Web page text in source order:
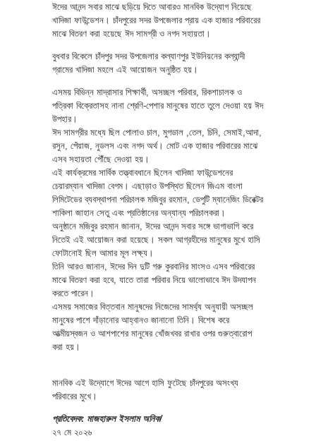
ঈদের আনন্দ সবার মাঝে ছড়িয়ে দিতে আবারও মানবিক উদ্যোগ নিয়েছে
খাদিজা ফাউন্ডেশন। চাঁদপুরের সদর উপজেলার প্রায় এক হাজার পরিবারের
মাঝে বিতরণ করা হয়েছে ঈদ সামগ্রী ও নগদ সহায়তা।
বুধবার বিকেলে চাঁদপুর সদর উপজেলার কল্যাণপুর ইউনিয়নের কল্যান্দী
গ্রামের খাদিজা মহলে এই আয়োজন অনুষ্ঠিত হয়।
এসময় বিভিন্ন মাদ্রাসার শিক্ষার্থী, অসচ্ছল পরিবার, রিকশাচালক ও
পত্রিকা বিক্রেতাসহ নানা শ্রেণি-পেশার মানুষের হাতে তুলে দেওয়া হয় ঈদ
উপহার।
ঈদ সামগ্রীর মধ্যে ছিল পোলাও চাল, মুগডাল ,তেল, চিনি, সেমাই,আদা,
রসুন, পেঁয়াজ, নুডলস এবং নগদ অর্থ। মোট এক হাজার পরিবারের মাঝে
এসব সহায়তা পৌঁছে দেওয়া হয়।
এই কার্যক্রমের সার্বিক তত্ত্বাবধানে ছিলেন খাদিজা ফাউন্ডেশনের
চেয়ারম্যান খাদিজা বেগম। এছাড়াও উপস্থিত ছিলেন জিএম বাংলা
লিমিটেডের ব্যবস্থাপনা পরিচালক মজিবুর রহমান, ডেপুটি ম্যানেজিং ডিরেক্টর
শাকিলা জাহান সেতু এবং প্রতিষ্ঠানের অন্যান্য পরিচালকরা।
অনুষ্ঠানে মজিবুর রহমান জানান, ঈদের আনন্দ সবার সঙ্গে ভাগাভাগি করে
নিতেই এই আয়োজন করা হয়েছে। সকল আগ্রহীদের মানুষের মুখে হাসি
ফোটানোই ছিল আমার মূল লক্ষ্য।
তিনি আরও জানান, ঈদের দিন দুটি গরু কুরবানির মাংসও এসব পরিবারের
মাঝে বিতরণ করা হবে, যাতে তারা পরিবার নিয়ে ভালোভাবে ঈদ উদযাপন
করতে পারেন।
এসময় সমাজের বিত্তবান মানুষদের নিজেদের সামর্থ্য অনুযায়ী অসচ্ছল
মানুষের পাশে দাঁড়ানোর আহ্বানও জানানো তিনি। বিশেষ করে
আত্মীয়স্বজন ও আশপাশের মানুষের খোঁজখবর রাখার ওপর গুরুত্বারোপ
করা হয়।
মানবিক এই উদ্যোগে ঈদের আগে হাসি ফুটেছে চাঁদপুরের অসংখ্য
পরিবারের মুখে।
প্রতিবেদক: মাজহারুল ইসলাম অনিক/
২৭ মে ২০২৬